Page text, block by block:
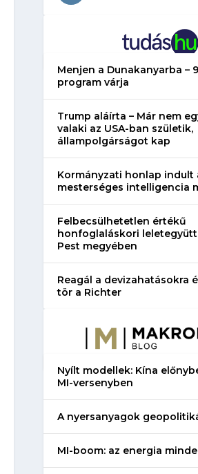
Menjen a Dunakanyarba –
program várja
Trump aláírta – Már nem
valaki az USA-ban születik,
állampolgárságot kap
Kormányzati honlap indult
mesterséges intelligencia
Felbecsülhetetlen értékű
honfoglaláskori
Pest megyében
Reagál a devizahatásokra
tör a Richter
Nyílt modellek: Kína
MI-versenyben
A nyersanyagok
MI-boom: az energia